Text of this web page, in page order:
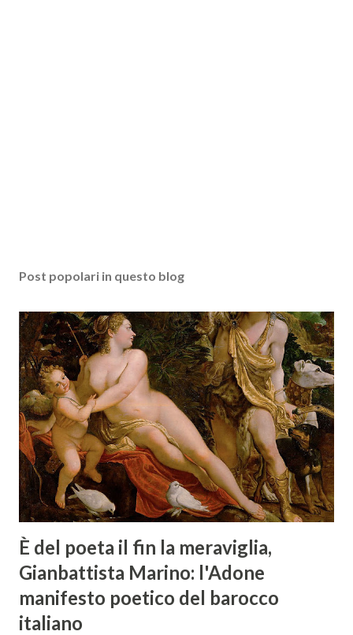
Post popolari in questo blog
È del poeta il fin la meraviglia,
Gianbattista Marino: l'Adone
manifesto poetico del barocco
italiano